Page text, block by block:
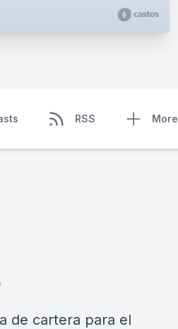
RSS More
de cartera para el